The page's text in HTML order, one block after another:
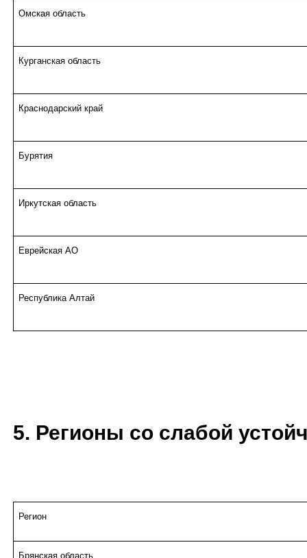
Омская область
Курганская область
Краснодарский край
Бурятия
Иркутская область
Еврейская АО
Республика Алтай
5. Регионы со слабой
Регион
Брянская область